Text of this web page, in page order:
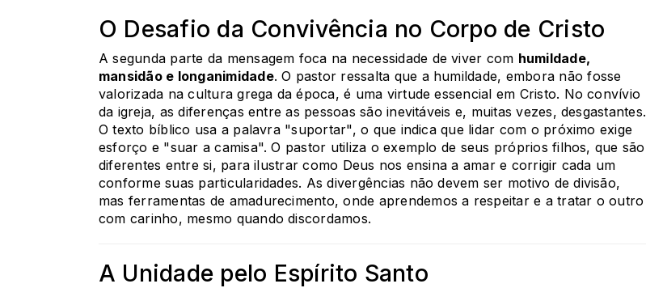
O Desafio da Convivência no Corpo de Cristo
A segunda parte da mensagem foca na necessidade de viver com humildade,
mansidão e longanimidade. O pastor ressalta que a humildade, embora não fosse
valorizada na cultura grega da época, é uma virtude essencial em Cristo. No convívio
da igreja, as diferenças entre as pessoas são inevitáveis e, muitas vezes, desgastantes.
O texto bíblico usa a palavra "suportar", o que indica que lidar com o próximo exige
esforço e "suar a camisa". O pastor utiliza o exemplo de seus próprios filhos, que são
diferentes entre si, para ilustrar como Deus nos ensina a amar e corrigir cada um
conforme suas particularidades. As divergências não devem ser motivo de divisão,
mas ferramentas de amadurecimento, onde aprendemos a respeitar e a tratar o outro
com carinho, mesmo quando discordamos.
A Unidade pelo Espírito Santo